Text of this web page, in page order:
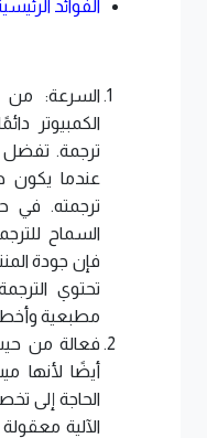
الفوائد
السرعة: من
الكمبيوتر
ترجمة. تفضل
عندما يكون
ترجمته. في
السماح
فإن جودة
تحتوي
مطبعية
فعالة من
أيضًا لأنها
الحاجة إلى
الآلية